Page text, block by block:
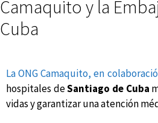
Camaquito y la
Cuba
La ONG Camaquito, en
hospitales deSantiago de Cuba
vidas y garantizar una atención